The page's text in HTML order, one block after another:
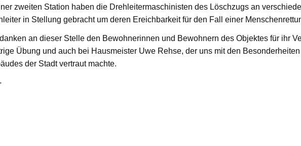
zweiten Station haben die Drehleitermaschinisten des Löschzugs an
in Stellung gebracht um deren Ereichbarkeit für den Fall einer
an dieser Stelle den Bewohnerinnen und Bewohnern des Objektes für ihr
Übung und auch bei Hausmeister Uwe Rehse, der uns mit den
der Stadt vertraut machte.